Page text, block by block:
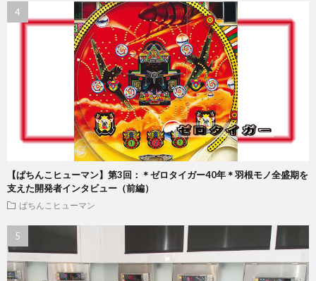
【ぱちんこヒューマン】第3回：＊ゼロタイガー40年＊羽根モノ全盛期を
支えた開発者インタビュー（前編）
ぱちんこヒューマン